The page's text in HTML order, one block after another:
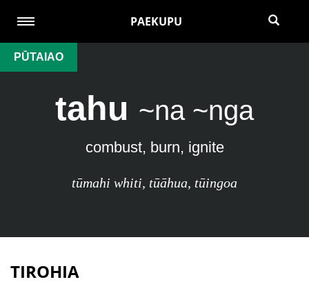
PAEKUPU
PŪTAIAO
tahu ~na ~nga
combust, burn, ignite
tūmahi whiti, tūāhua, tūingoa
TIROHIA